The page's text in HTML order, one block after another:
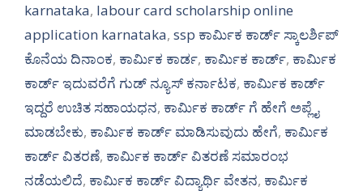
karnataka, labour card scholarship online
application karnataka, ssp ಕಾರ್ಮಿಕ ಕಾರ್ಡ್ ಸ್ಕಾಲರ್ಶಿಪ್
ಕೊನೆಯ ದಿನಾಂಕ, ಕಾರ್ಮಿಕ ಕಾರ್ಡ, ಕಾರ್ಮಿಕ ಕಾರ್ಡ್, ಕಾರ್ಮಿಕ
ಕಾರ್ಡ್ ಇದುವರೆಗೆ ಗುಡ್ ನ್ಯೂಸ್ ಕರ್ನಾಟಕ, ಕಾರ್ಮಿಕ ಕಾರ್ಡ್
ಇದ್ದರೆ ಉಚಿತ ಸಹಾಯಧನ, ಕಾರ್ಮಿಕ ಕಾರ್ಡ್ ಗೆ ಹೇಗೆ ಅಪ್ಲೈ
ಮಾಡಬೇಕು, ಕಾರ್ಮಿಕ ಕಾರ್ಡ್ ಮಾಡಿಸುವುದು ಹೇಗೆ, ಕಾರ್ಮಿಕ
ಕಾರ್ಡ್ ವಿತರಣೆ, ಕಾರ್ಮಿಕ ಕಾರ್ಡ್ ವಿತರಣೆ ಸಮಾರಂಭ
ನಡೆಯಲಿದೆ, ಕಾರ್ಮಿಕ ಕಾರ್ಡ್ ವಿದ್ಯಾರ್ಥಿ ವೇತನ, ಕಾರ್ಮಿಕ